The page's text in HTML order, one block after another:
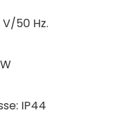
50 Hz.
IP44